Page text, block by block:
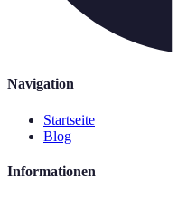
Navigation
Startseite
Blog
Informationen